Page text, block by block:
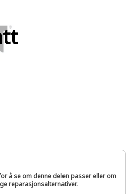
å se om denne delen passer eller om
reparasjonsalternativer.